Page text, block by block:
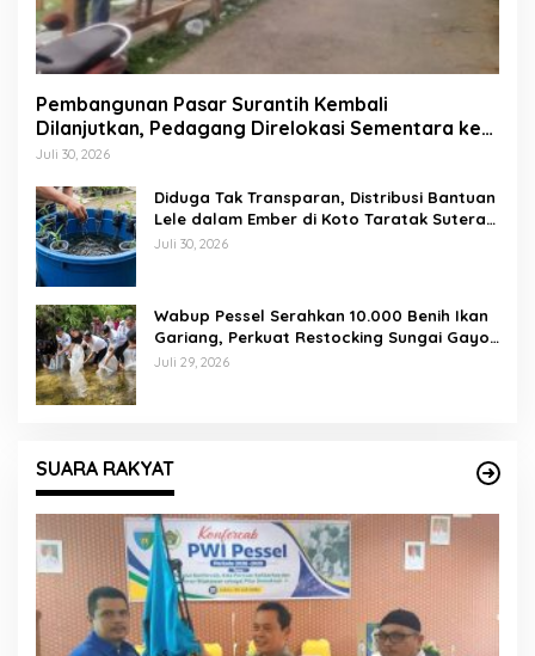
Pembangunan Pasar Surantih Kembali
Dilanjutkan, Pedagang Direlokasi Sementara ke
Lapangan Gadih Basanai
Juli 30, 2026
Diduga Tak Transparan, Distribusi Bantuan
Lele dalam Ember di Koto Taratak Sutera
Tuai Sorotan Warga
Juli 30, 2026
Wabup Pessel Serahkan 10.000 Benih Ikan
Gariang, Perkuat Restocking Sungai Gayo
demi Kelestarian Perairan
Juli 29, 2026
SUARA RAKYAT